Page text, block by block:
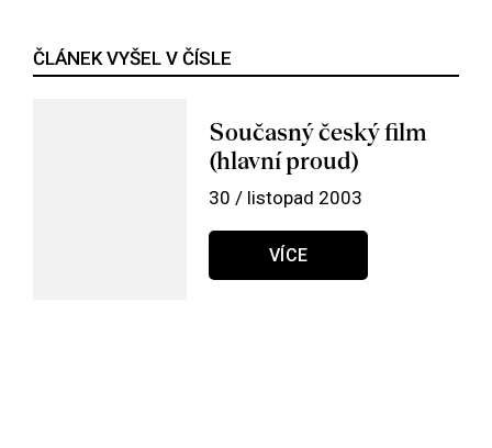
ČLÁNEK VYŠEL V ČÍSLE
Současný český film
(hlavní proud)
30 / listopad 2003
VÍCE